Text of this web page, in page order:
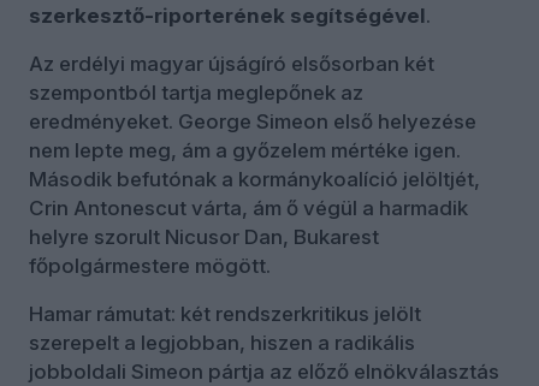
szerkesztő-riporterének segítségével.
Az erdélyi magyar újságíró elsősorban két
szempontból tartja meglepőnek az
eredményeket. George Simeon első helyezése
nem lepte meg, ám a győzelem mértéke igen.
Második befutónak a kormánykoalíció jelöltjét,
Crin Antonescut várta, ám ő végül a harmadik
helyre szorult Nicusor Dan, Bukarest
főpolgármestere mögött.
Hamar rámutat: két rendszerkritikus jelölt
szerepelt a legjobban, hiszen a radikális
jobboldali Simeon pártja az előző elnökválasztás